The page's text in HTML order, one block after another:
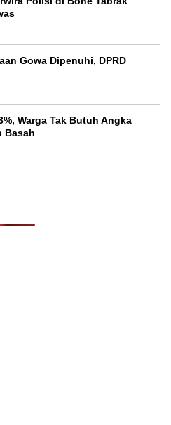
Gowa Dipenuhi, DPRD
Warga Tak Butuh Angka
Basah